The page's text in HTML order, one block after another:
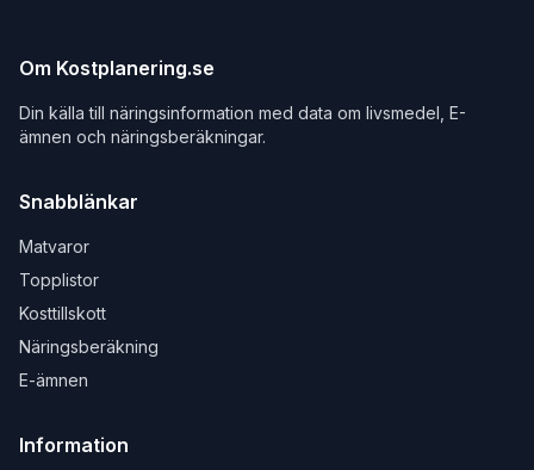
Om Kostplanering.se
Din källa till näringsinformation med data om livsmedel, E-
ämnen och näringsberäkningar.
Snabblänkar
Matvaror
Topplistor
Kosttillskott
Näringsberäkning
E-ämnen
Information